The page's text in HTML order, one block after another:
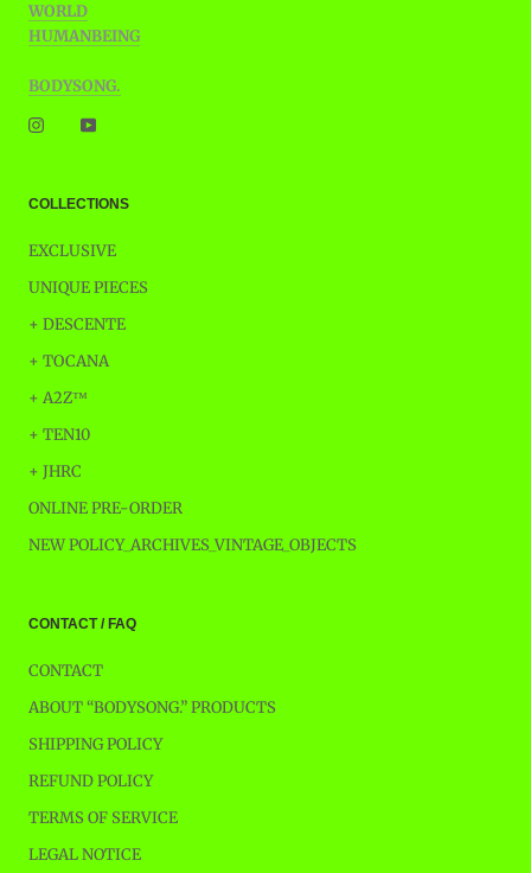
WORLD
HUMANBEING
BODYSONG.
COLLECTIONS
EXCLUSIVE
UNIQUE PIECES
+ DESCENTE
+ TOCANA
+ A2Z™
+ TEN10
+ JHRC
ONLINE PRE-ORDER
NEW POLICY_ARCHIVES_VINTAGE_OBJECTS
CONTACT / FAQ
CONTACT
ABOUT “BODYSONG.” PRODUCTS
SHIPPING POLICY
REFUND POLICY
TERMS OF SERVICE
LEGAL NOTICE